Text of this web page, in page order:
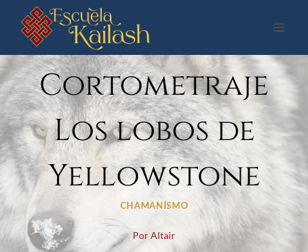
Saltar
contenido
Cortometraje
Los lobos de
Yellowstone
CHAMANÍSMO
PorAltair